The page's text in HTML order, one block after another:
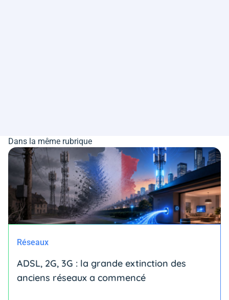
Dans la même rubrique
Réseaux
ADSL, 2G, 3G : la grande extinction des
anciens réseaux a commencé